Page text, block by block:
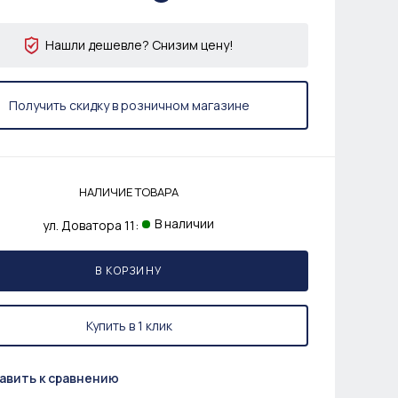
Нашли дешевле? Снизим цену!
Получить скидку в розничном магазине
НАЛИЧИЕ ТОВАРА
ул. Доватора 11: В наличии
В КОРЗИНУ
Купить в 1 клик
к сравнению